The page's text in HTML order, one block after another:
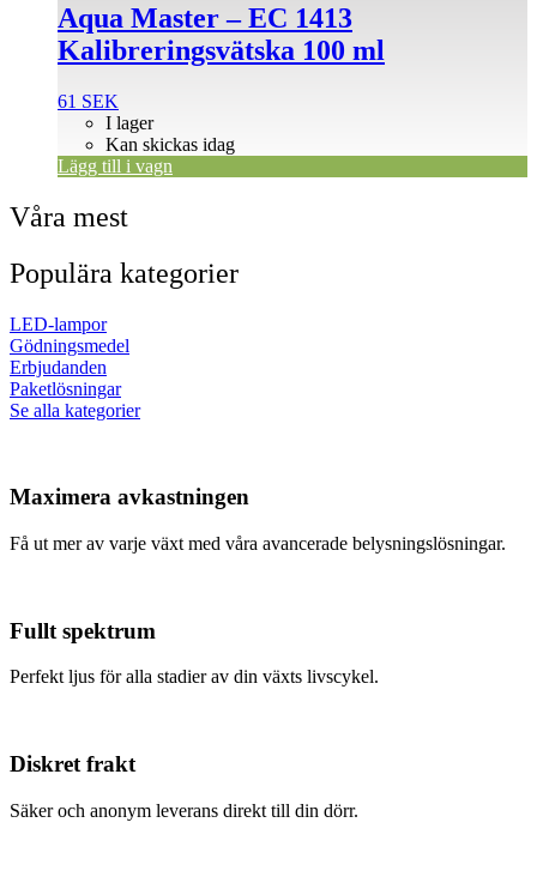
Aqua Master – EC 1413
Kalibreringsvätska 100 ml
61 SEK
I lager
Kan skickas idag
Lägg till i vagn
Våra mest
Populära kategorier
LED-lampor
Gödningsmedel
Erbjudanden
Paketlösningar
Se alla kategorier
Maximera avkastningen
Få ut mer av varje växt med våra avancerade belysningslösningar.
Fullt spektrum
Perfekt ljus för alla stadier av din växts livscykel.
Diskret frakt
Säker och anonym leverans direkt till din dörr.